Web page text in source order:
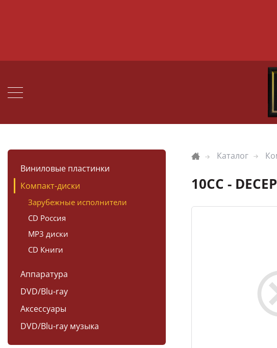
Виниловые пластинки
Компакт-диски
Зарубежные исполнители
CD Россия
MP3 диски
CD Книги
Аппаратура
DVD/Blu-ray
Аксессуары
DVD/Blu-ray музыка
Каталог
10CC -